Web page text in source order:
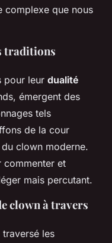
complexe que nous
traditions
pour leur dualité
émergent des
tels
de la cour
clown moderne.
commenter et
mais percutant.
clown à travers
traversé les